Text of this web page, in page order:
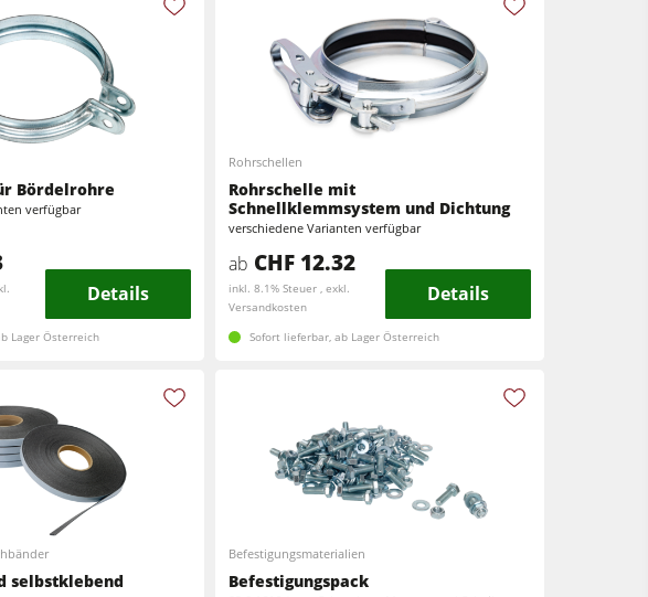
Bördelrohre
verfügbar
Details
Lager Österreich
Rohrschellen
Rohrschelle mit
Schnellklemmsystem und Dichtung
verschiedene Varianten verfügbar
ab CHF 12.32
inkl. 8.1% Steuer , exkl.
Versandkosten
Details
Sofort lieferbar, ab Lager Österreich
selbstklebend
Befestigungsmaterialien
Befestigungspack